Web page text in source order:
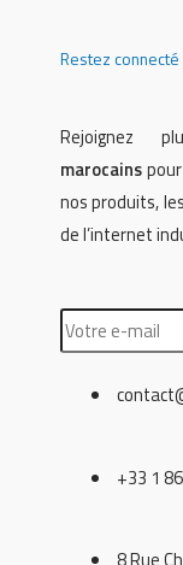
Restez connecté
Rejoignez
marocains
nos produits,
de l’internet
+33 1